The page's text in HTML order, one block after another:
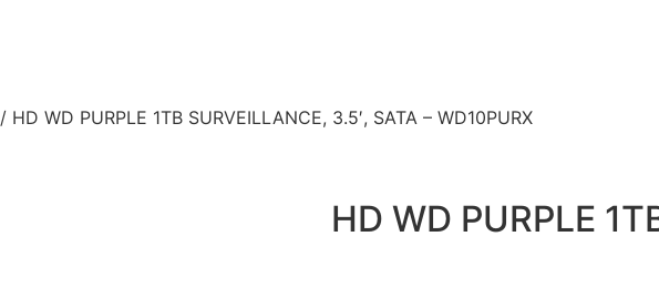
/ HD WD PURPLE 1TB SURVEILLANCE, 3.5′, SATA – WD10PURX
HD WD PURPLE